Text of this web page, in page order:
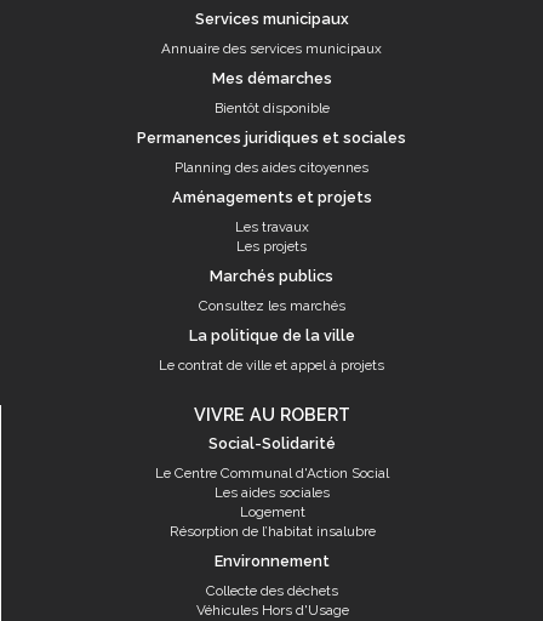
Services municipaux
Annuaire des services municipaux
Mes démarches
Bientôt disponible
Permanences juridiques et sociales
Planning des aides citoyennes
Aménagements et projets
Les travaux
Les projets
Marchés publics
Consultez les marchés
La politique de la ville
Le contrat de ville et appel à projets
VIVRE AU ROBERT
Social-Solidarité
Le Centre Communal d'Action Social
Les aides sociales
Logement
Résorption de l’habitat insalubre
Environnement
Collecte des déchets
Véhicules Hors d'Usage